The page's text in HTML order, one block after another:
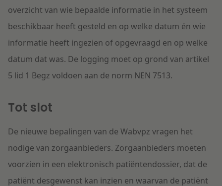
overzicht van wie bepaalde informatie in het systeem
beschikbaar heeft gesteld en op welke datum én wie
informatie heeft ingezien of opgevraagd en op welke
datum dat was. De logging moet op grond van artikel
5 lid 1 Begz voldoen aan de norm NEN 7513.
Tot slot
De nieuwe bepalingen van de Wabvpz vragen het
nodige van zorgaanbieders. Zorgaanbieders moeten
voorzien in een elektronisch patiëntendossier, dat de
patiënt desgewenst kan inzien en waarvan de patiënt